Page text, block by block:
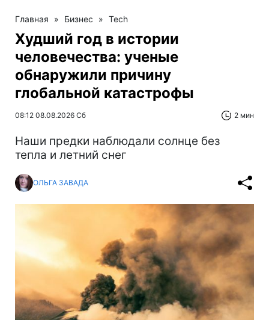
Главная » Бизнес » Tech
Худший год в истории
человечества: ученые
обнаружили причину
глобальной катастрофы
08:12 08.08.2026 Сб 2 мин
Наши предки наблюдали солнце без
тепла и летний снег
ОЛЬГА ЗАВАДА